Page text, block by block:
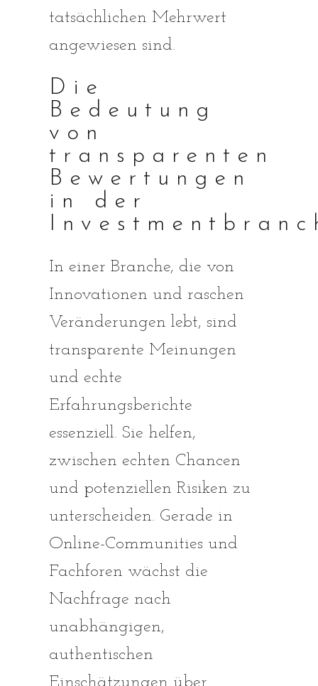
tatsächlichen Mehrwert
angewiesen sind.
Die
Bedeutung
von
transparenten
Bewertungen
in der
In einer Branche, die von
Innovationen und raschen
Veränderungen lebt, sind
transparente Meinungen
und echte
Erfahrungsberichte
essenziell. Sie helfen,
zwischen echten Chancen
und potenziellen Risiken zu
unterscheiden. Gerade in
Online-Communities und
Fachforen wächst die
Nachfrage nach
unabhängigen,
authentischen
Einschätzungen über